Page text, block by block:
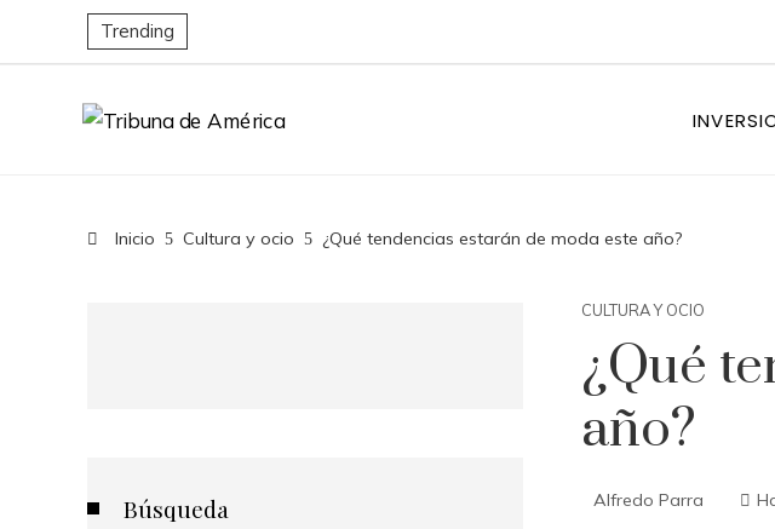
Trending
Inicio Cultura y ocio ¿Qué tendencias estarán de moda este año?
CULTURA Y OCIO
¿Qué
año?
Alfredo Parra
Búsqueda